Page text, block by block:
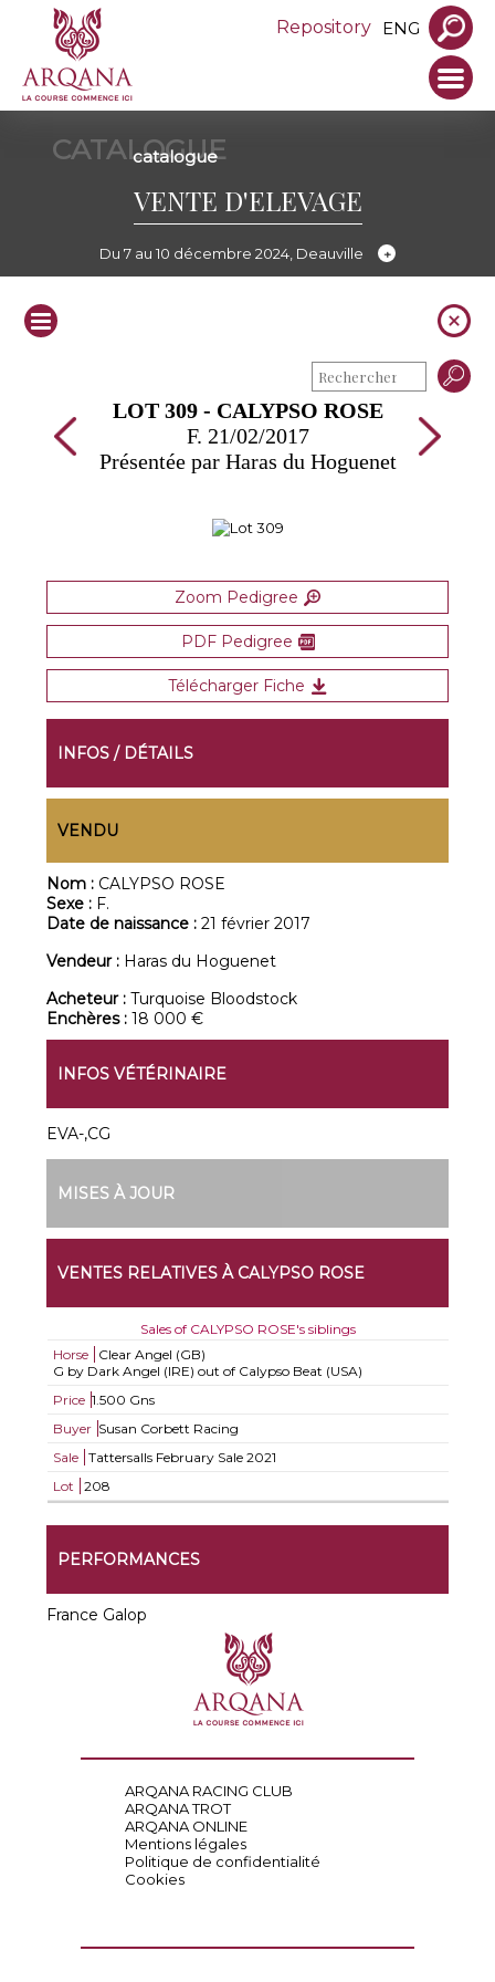
Repository ENG
CATALOGUE
catalogue
VENTE D'ELEVAGE
Du 7 au 10 décembre 2024, Deauville
LOT 309 - CALYPSO ROSE
F. 21/02/2017
Présentée par Haras du Hoguenet
Zoom Pedigree
PDF Pedigree
Télécharger Fiche
INFOS / DÉTAILS
VENDU
Nom : CALYPSO ROSE
Sexe : F.
Date de naissance :21 février 2017
Vendeur : Haras du Hoguenet
Acheteur :Turquoise Bloodstock
Enchères :18 000 €
INFOS VÉTÉRINAIRE
EVA-,CG
MISES À JOUR
VENTES RELATIVES À CALYPSO ROSE
Sales of CALYPSO ROSE's siblings
Horse
Clear Angel (GB)
G by Dark Angel (IRE) out of Calypso Beat (USA)
Price 1.500 Gns
Buyer Susan Corbett Racing
Sale
Tattersalls February Sale 2021
Lot
208
PERFORMANCES
France Galop
ARQANA RACING CLUB
ARQANA TROT
ARQANA ONLINE
Mentions légales
Politique de confidentialité
Cookies